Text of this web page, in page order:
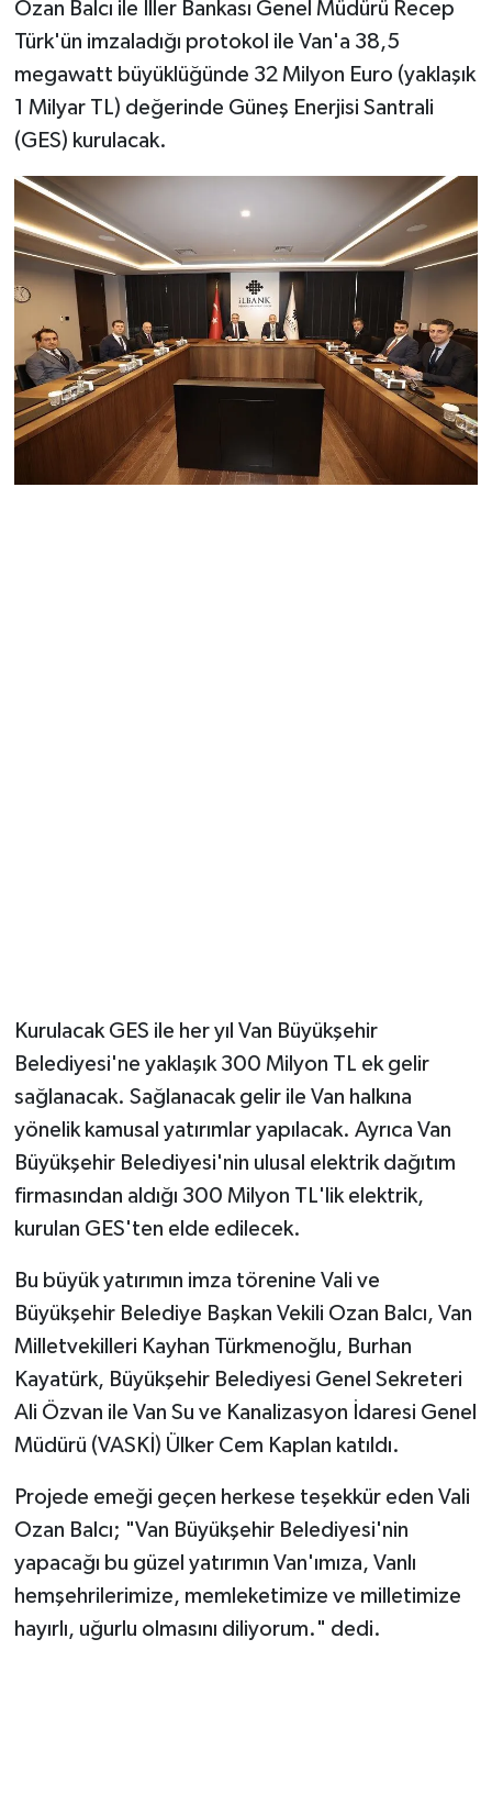
Ozan Balcı ile İller Bankası Genel Müdürü Recep
Türk'ün imzaladığı protokol ile Van'a 38,5
megawatt büyüklüğünde 32 Milyon Euro (yaklaşık
1 Milyar TL) değerinde Güneş Enerjisi Santrali
(GES) kurulacak.
Kurulacak GES ile her yıl Van Büyükşehir
Belediyesi'ne yaklaşık 300 Milyon TL ek gelir
sağlanacak. Sağlanacak gelir ile Van halkına
yönelik kamusal yatırımlar yapılacak. Ayrıca Van
Büyükşehir Belediyesi'nin ulusal elektrik dağıtım
firmasından aldığı 300 Milyon TL'lik elektrik,
kurulan GES'ten elde edilecek.
Bu büyük yatırımın imza törenine Vali ve
Büyükşehir Belediye Başkan Vekili Ozan Balcı, Van
Milletvekilleri Kayhan Türkmenoğlu, Burhan
Kayatürk, Büyükşehir Belediyesi Genel Sekreteri
Ali Özvan ile Van Su ve Kanalizasyon İdaresi Genel
Müdürü (VASKİ) Ülker Cem Kaplan katıldı.
Projede emeği geçen herkese teşekkür eden Vali
Ozan Balcı; "Van Büyükşehir Belediyesi'nin
yapacağı bu güzel yatırımın Van'ımıza, Vanlı
hemşehrilerimize, memleketimize ve milletimize
hayırlı, uğurlu olmasını diliyorum." dedi.